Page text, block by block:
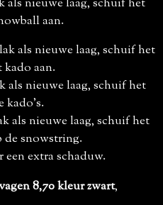
aan.
als nieuwe laag, schuif het
kado aan.
als nieuwe laag, schuif het
kado's.
als nieuwe laag, schuif het
de snowstring.
extra schaduw.
8,70 kleur zwart,